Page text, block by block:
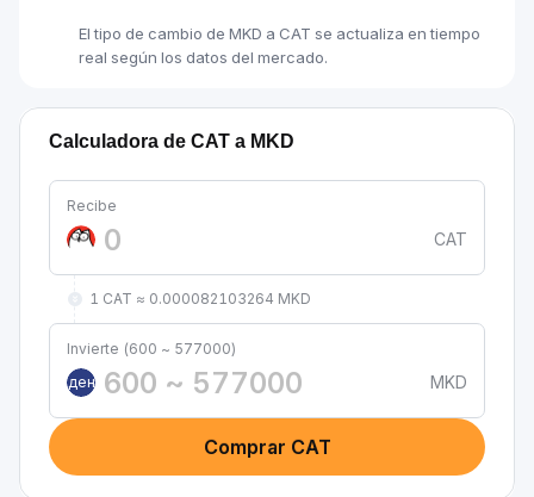
El tipo de cambio de MKD a CAT se actualiza en tiempo
real según los datos del mercado.
Calculadora de CAT a MKD
Recibe
CAT
1 CAT ≈ 0.000082103264 MKD
Invierte (600 ~ 577000)
ден
MKD
Comprar CAT